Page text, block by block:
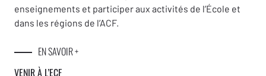
enseignements et participer aux activités de l’École et
dans les régions de l’ACF.
EN SAVOIR +
VENIR À L’ECF